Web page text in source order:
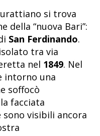
si trova
della “nuova Bari”:
San Ferdinando.
tra via
nel 1849. Nel
intorno una
soffocò
facciata
sono visibili ancora